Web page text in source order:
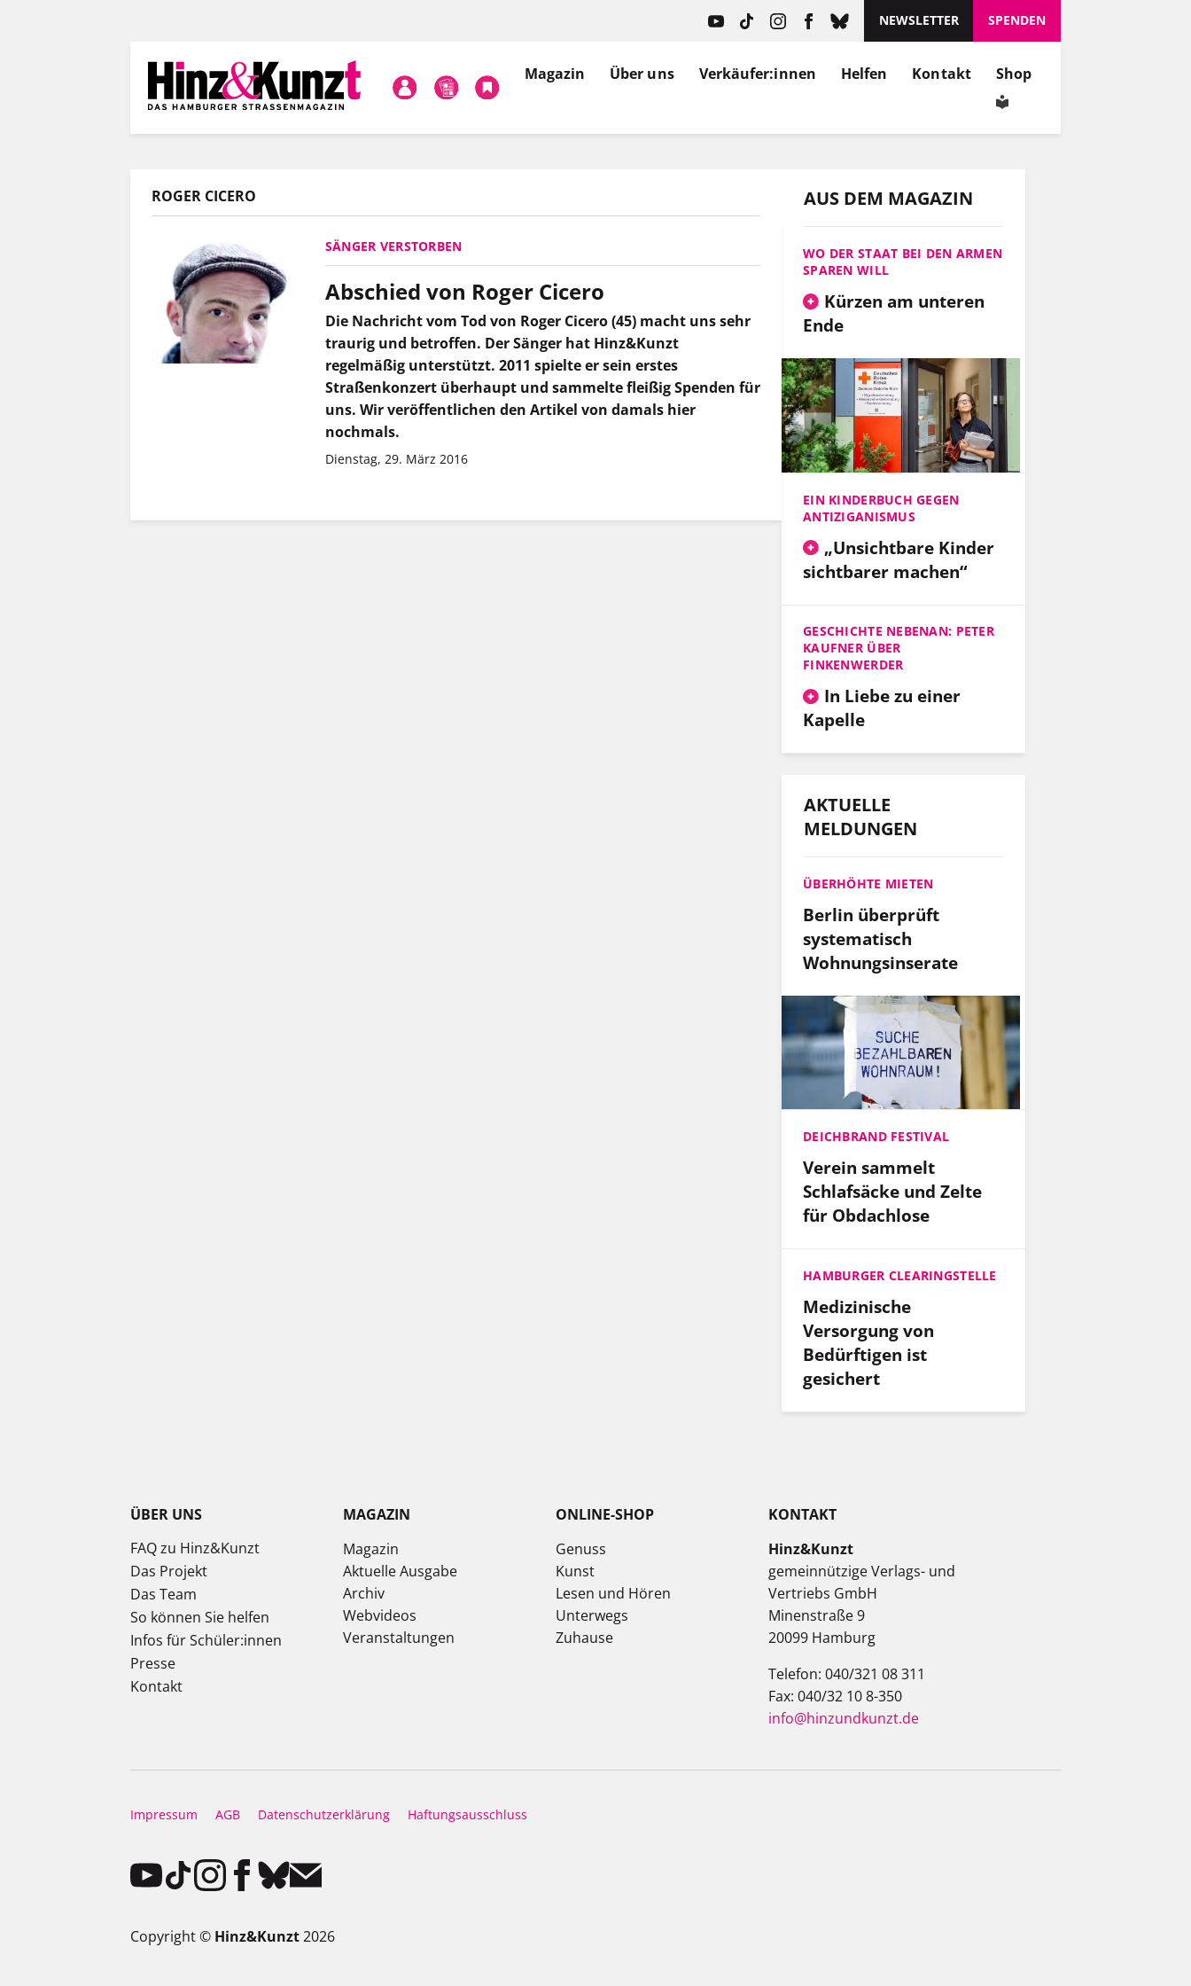
NEWSLETTER SPENDEN
Magazin Über uns Verkäufer:innen Helfen Kontakt Shop
ROGER CICERO
SÄNGER VERSTORBEN
Abschied von Roger Cicero
Die Nachricht vom Tod von Roger Cicero (45) macht uns sehr
traurig und betroffen. Der Sänger hat Hinz&Kunzt
regelmäßig unterstützt. 2011 spielte er sein erstes
Straßenkonzert überhaupt und sammelte fleißig Spenden für
uns. Wir veröffentlichen den Artikel von damals hier
nochmals.
Dienstag, 29. März 2016
AUS DEM MAGAZIN
WO DER STAAT BEI DEN ARMEN
SPAREN WILL
Kürzen am unteren
Ende
EIN KINDERBUCH GEGEN
ANTIZIGANISMUS
„Unsichtbare Kinder
sichtbarer machen“
GESCHICHTE NEBENAN: PETER
KAUFNER ÜBER
FINKENWERDER
In Liebe zu einer
Kapelle
AKTUELLE
MELDUNGEN
ÜBERHÖHTE MIETEN
Berlin überprüft
systematisch
Wohnungsinserate
DEICHBRAND FESTIVAL
Verein sammelt
Schlafsäcke und Zelte
für Obdachlose
HAMBURGER CLEARINGSTELLE
Medizinische
Versorgung von
Bedürftigen ist
gesichert
ÜBER UNS
FAQ zu Hinz&Kunzt
Das Projekt
Das Team
So können Sie helfen
Infos für Schüler:innen
Presse
Kontakt
MAGAZIN
Magazin
Aktuelle Ausgabe
Archiv
Webvideos
Veranstaltungen
ONLINE-SHOP
Genuss
Kunst
Lesen und Hören
Unterwegs
Zuhause
KONTAKT
Hinz&Kunzt
gemeinnützige Verlags- und
Vertriebs GmbH
Minenstraße 9
20099 Hamburg
Telefon: 040/321 08 311
Fax: 040/32 10 8-350
info@hinzundkunzt.de
Impressum AGB Datenschutzerklärung Haftungsausschluss
Copyright © Hinz&Kunzt2026